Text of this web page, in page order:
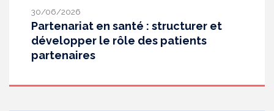
30/06/2026
Partenariat en santé : structurer et
développer le rôle des patients
partenaires